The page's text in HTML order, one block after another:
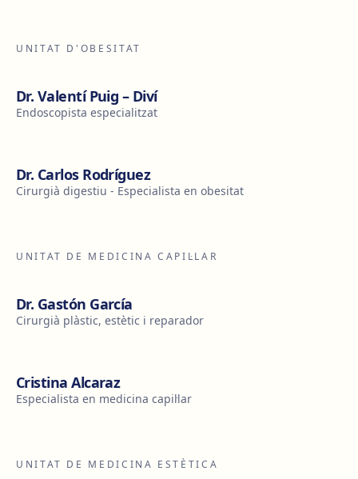
UNITAT D'OBESITAT
Dr. Valentí Puig – Diví
Endoscopista especialitzat
Dr. Carlos Rodríguez
Cirurgià digestiu - Especialista en obesitat
UNITAT DE MEDICINA CAPIL·LAR
Dr. Gastón García
Cirurgià plàstic, estètic i reparador
Cristina Alcaraz
Especialista en medicina capil·lar
UNITAT DE MEDICINA ESTÈTICA